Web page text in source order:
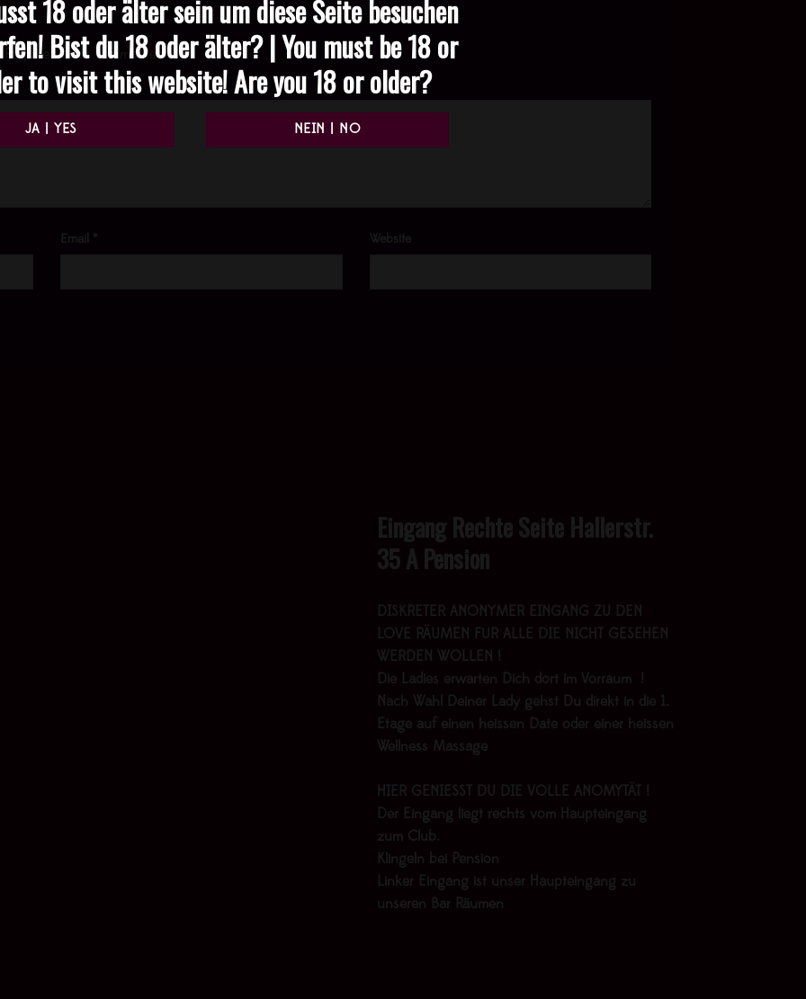
18 oder älter sein um diese Seite besuchen
Bist du 18 oder älter? | You must be 18 or
to visit this website! Are you 18 or older?
Required fields are marked*
Email * Website
Eingang Rechte Seite Hallerstr.
35 A Pension
DISKRETER ANONYMER EINGANG ZU DEN
LOVE RÄUMEN FÜR ALLE DIE NICHT GESEHEN
WERDEN WOLLEN !
Die Ladies erwarten Dich dort im Vorraum !
Nach Wahl Deiner Lady gehst Du direkt in die 1.
Etage auf einen heissen Date oder einer heissen
Wellness Massage
HIER GENIESST DU DIE VOLLE ANOMYTÄT !
Der Eingang liegt rechts vom Haupteingang
zum Club.
Klingeln bei Pension
Linker Eingang ist unser Haupteingang zu
unseren Bar Räumen